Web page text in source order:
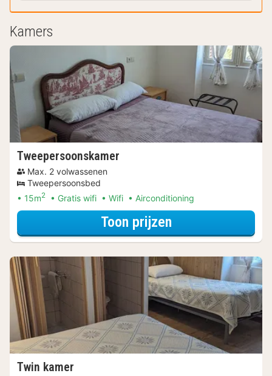
Kamers
Tweepersoonskamer
Max. 2 volwassenen
Tweepersoonsbed
15m2 Gratis wifi Wifi Airconditioning
Toon prijzenvoor
Twin kamer